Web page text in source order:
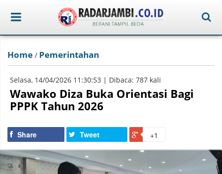
Home / Pemerintahan
Selasa, 14/04/2026 11:30:53 | Dibaca: 787 kali
Wawako Diza Buka Orientasi Bagi
PPPK Tahun 2026
Share Tweet +1